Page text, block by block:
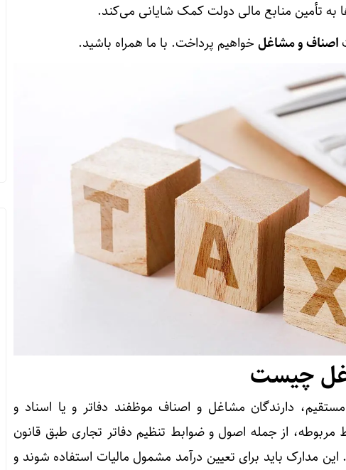
به تأمین منابع مالی دولت کمک شایانی می‌کند.
اصناف و مشاغلخواهیم پرداخت. با ما همراه باشید.
چیست
مالیات‌های مستقیم، دارندگان مشاغل و اصناف موظفند دفاتر و یا اسناد و
مربوطه، از جمله اصول و ضوابط تنظیم دفاتر تجاری طبق قانون
مدارک باید برای تعیین درآمد مشمول مالیات استفاده شوند و